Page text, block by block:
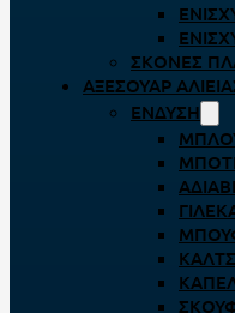
ΣΚΌΝΕΣ
ΑΞΕΣΟΥΆΡ
ΈΝΔΥΣΗ